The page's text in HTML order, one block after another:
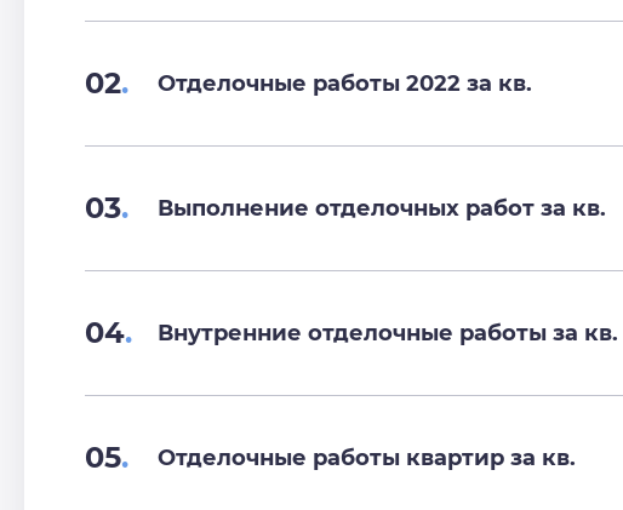
02. Отделочные работы 2022 за кв.
03. Выполнение отделочных работ за кв.
04. Внутренние отделочные работы за кв.
05. Отделочные работы квартир за кв.